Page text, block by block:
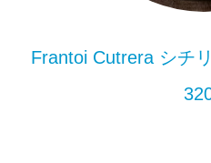
Frantoi Cutrera シ